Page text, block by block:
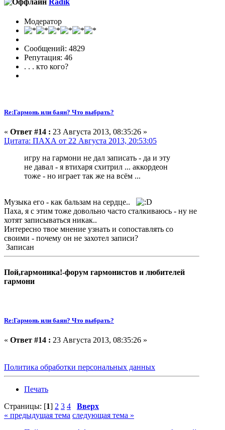
Модератор
Сообщений: 4829
Репутация: 46
. . . кто кого?
Re:Гармонь или баян? Что выбрать?
« Ответ #14 : 23 Августа 2013, 08:35:26 »
Цитата: ПАХА от 22 Августа 2013, 20:53:05
игру на гармони не дал записать - да и эту
не давал - я втихаря схитрил ... аккордеон
тоже - но играет так же на всём ...
Музыка его - как бальзам на сердце..
Паха, я с этим тоже довольно часто сталкиваюсь - ну не
хотят записываться никак..
Интересно твое мнение узнать и сопоставлять со
своими - почему он не захотел записи?
Записан
Пой,гармоника!-форум гармонистов и любителей
гармони
Re:Гармонь или баян? Что выбрать?
« Ответ #14 : 23 Августа 2013, 08:35:26 »
Политика обработки персональных данных
Печать
Страницы: [1] 2 3 4
Вверх
« предыдущая тема следующая тема »